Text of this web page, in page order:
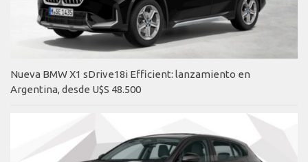
Nueva BMW X1 sDrive18i Efficient: lanzamiento en
Argentina, desde U$S 48.500